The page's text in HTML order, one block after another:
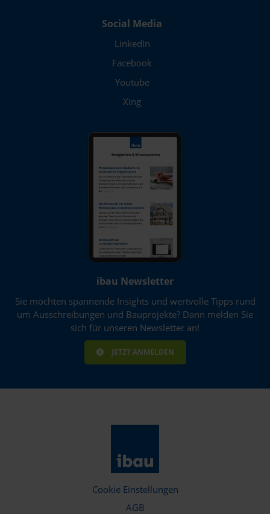
Social Media
LinkedIn
Facebook
Youtube
Xing
ibau Newsletter
Sie möchten spannende Insights und wertvolle Tipps rund
um Ausschreibungen und Bauprojekte? Dann melden Sie
sich für unseren Newsletter an!
JETZT ANMELDEN
Cookie Einstellungen
AGB